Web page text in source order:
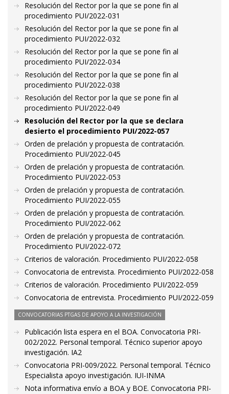
Resolución del Rector por la que se pone fin al
procedimiento PUI/2022-031
Resolución del Rector por la que se pone fin al
procedimiento PUI/2022-032
Resolución del Rector por la que se pone fin al
procedimiento PUI/2022-034
Resolución del Rector por la que se pone fin al
procedimiento PUI/2022-038
Resolución del Rector por la que se pone fin al
procedimiento PUI/2022-049
Resolución del Rector por la que se declara
desierto el procedimiento PUI/2022-057
Orden de prelación y propuesta de contratación.
Procedimiento PUI/2022-045
Orden de prelación y propuesta de contratación.
Procedimiento PUI/2022-053
Orden de prelación y propuesta de contratación.
Procedimiento PUI/2022-055
Orden de prelación y propuesta de contratación.
Procedimiento PUI/2022-062
Orden de prelación y propuesta de contratación.
Procedimiento PUI/2022-072
Criterios de valoración. Procedimiento PUI/2022-058
Convocatoria de entrevista. Procedimiento PUI/2022-058
Criterios de valoración. Procedimiento PUI/2022-059
Convocatoria de entrevista. Procedimiento PUI/2022-059
CONVOCATORIAS PTGAS DE APOYO A LA INVESTIGACIÓN
Publicación lista espera en el BOA. Convocatoria PRI-
002/2022. Personal temporal. Técnico superior apoyo
investigación. IA2
Convocatoria PRI-009/2022. Personal temporal. Técnico
Especialista apoyo investigación. IUI-INMA
Nota informativa envío a BOA y BOE. Convocatoria PRI-